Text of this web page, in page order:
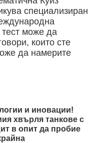
специализиран
може да
които сте
да намерите
и иновации!
хвърля танкове с
в опит да пробие